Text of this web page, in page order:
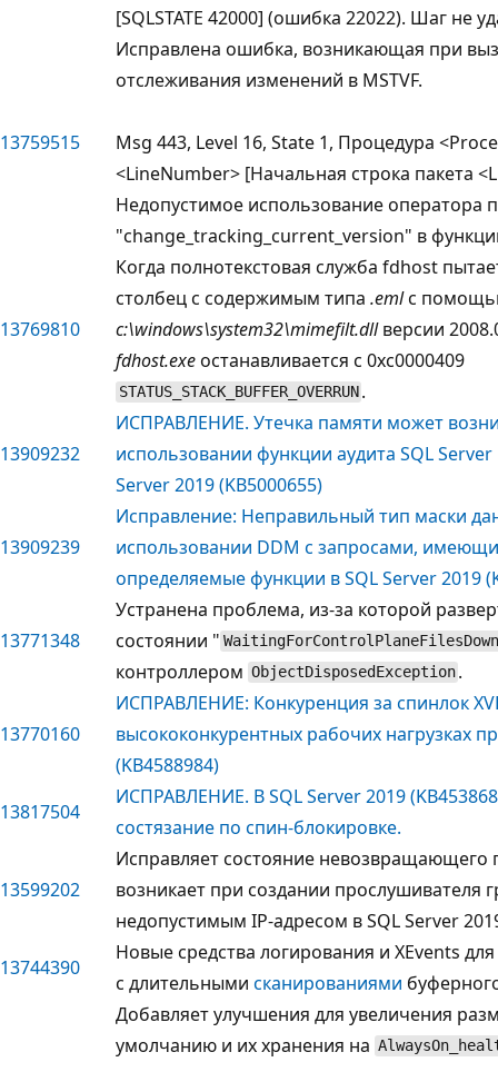
[SQLSTATE 42000] (ошибка 22022). Шаг не
13759515
Исправлена ошибка, возникающая при
отслеживания изменений в MSTVF.
Msg 443, Level 16, State 1, Процедура
<LineNumber> [Начальная строка пакета
Недопустимое использование оператора
"change_tracking_current_version" в
13769810
Когда полнотекстовая служба fdhost
столбец с содержимым типа .emlс
c:\windows\system32\mimefilt.dllверсии
fdhost.exeостанавливается с 0xc0000409
STATUS_STACK_BUFFER_OVERRUN .
13909232
ИСПРАВЛЕНИЕ. Утечка памяти может
использовании функции аудита SQL Server
Server 2019 (KB5000655)
13909239
Исправление: Неправильный тип маски
использовании DDM с запросами,
определяемые функции в SQL Server 2019
13771348
Устранена проблема, из-за которой
состоянии "
контроллером ObjectDisposedException .
13770160
ИСПРАВЛЕНИЕ: Конкуренция за спинлок
высококонкурентных рабочих нагрузках
(KB4588984)
13817504
ИСПРАВЛЕНИЕ. В SQL Server 2019
состязание по спин-блокировке.
13599202
Исправляет состояние невозвращающего
возникает при создании прослушивателя
недопустимым IP-адресом в SQL Server
13744390
Новые средства логирования и XEvents
с длительными сканированиями
Добавляет улучшения для увеличения
умолчанию и их хранения на